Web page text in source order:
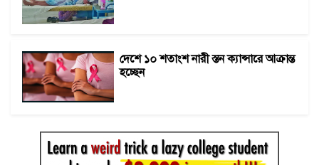
দেশে ১০ শতাংশ নারী স্তন ক্যান্সারে আক্রান্ত
হচ্ছেন